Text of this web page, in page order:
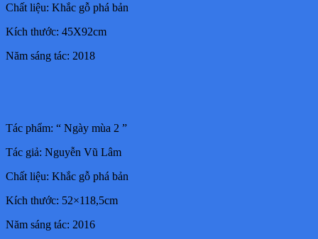
Chất liệu: Khắc gỗ phá bản
Kích thước: 45X92cm
Năm sáng tác: 2018
Tác phẩm: “ Ngày mùa 2 ”
Tác giả: Nguyễn Vũ Lâm
Chất liệu: Khắc gỗ phá bản
Kích thước: 52×118,5cm
Năm sáng tác: 2016